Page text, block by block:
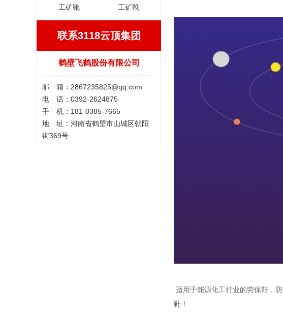
工矿靴
工矿靴
联系3118云顶集团
鹤壁飞鹤股份有限公司
邮 箱： 2867235825@qq.com
电 话：0392-2624875
手 机：181-0385-7665
地 址：河南省鹤壁市山城区朝阳
街369号
适用于能源化工行业的劳保鞋，
鞋！